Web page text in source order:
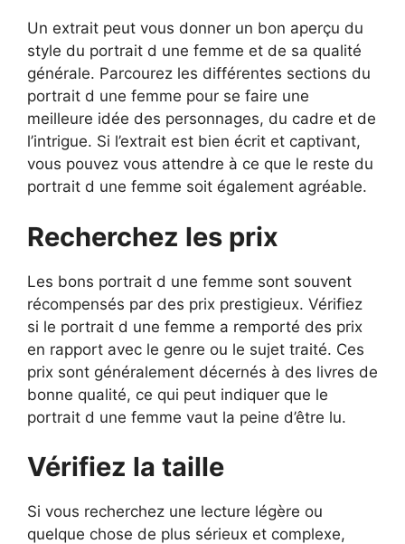
Un extrait peut vous donner un bon aperçu du
style du portrait d une femme et de sa qualité
générale. Parcourez les différentes sections du
portrait d une femme pour se faire une
meilleure idée des personnages, du cadre et de
l’intrigue. Si l’extrait est bien écrit et captivant,
vous pouvez vous attendre à ce que le reste du
portrait d une femme soit également agréable.
Recherchez les prix
Les bons portrait d une femme sont souvent
récompensés par des prix prestigieux. Vérifiez
si le portrait d une femme a remporté des prix
en rapport avec le genre ou le sujet traité. Ces
prix sont généralement décernés à des livres de
bonne qualité, ce qui peut indiquer que le
portrait d une femme vaut la peine d’être lu.
Vérifiez la taille
Si vous recherchez une lecture légère ou
quelque chose de plus sérieux et complexe,